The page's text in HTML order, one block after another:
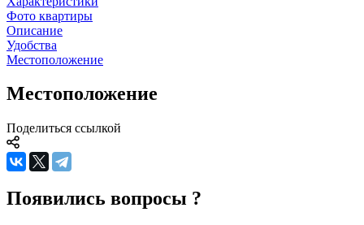
Фото квартиры
Описание
Удобства
Местоположение
Местоположение
Поделиться ссылкой
Появились вопросы ?